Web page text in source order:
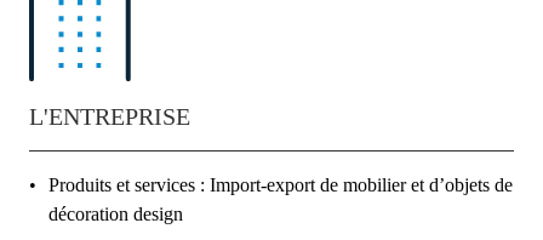
L'ENTREPRISE
Produits et services : Import-export de mobilier et d’objets de
décoration design